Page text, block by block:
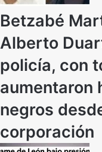
Betzabé
Alberto
policía, con
aumentaron
negros
corporación